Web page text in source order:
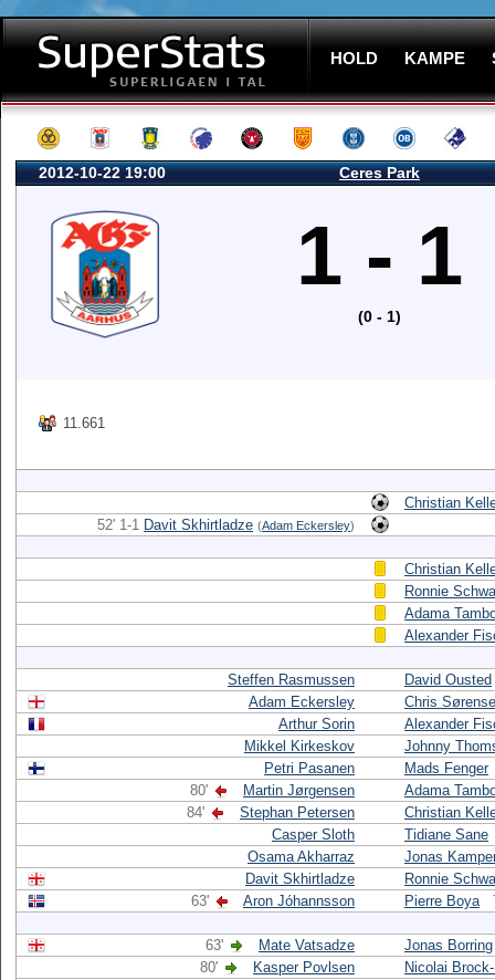
HOLD KAMPE
2012-10-22 19:00 Ceres Park
1 - 1
(0 - 1)
11.661
Christian
52' 1-1 Davit Skhirtladze (Adam Eckersley)
Christian
Ronnie
Adama
Alexander
Steffen Rasmussen
David Ousted
Adam Eckersley
Chris
Arthur Sorin
Alexander
Mikkel Kirkeskov
Johnny
Petri Pasanen
Mads Fenger
80'
Martin Jørgensen
Adama
84'
Stephan Petersen
Christian
Casper Sloth
Tidiane Sane
Osama Akharraz
Jonas
Davit Skhirtladze
Ronnie
63'
Aron Jóhannsson Pierre Boya
63' Mate Vatsadze
Jonas Borring
80'
Kasper Povlsen
Nicolai